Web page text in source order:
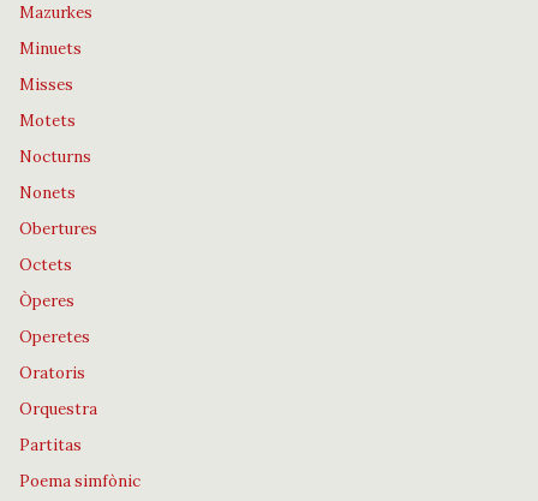
Mazurkes
Minuets
Misses
Motets
Nocturns
Nonets
Obertures
Octets
Òperes
Operetes
Oratoris
Orquestra
Partitas
Poema simfònic